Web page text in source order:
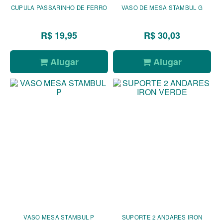
CUPULA PASSARINHO DE FERRO
R$ 19,95
Alugar
VASO DE MESA STAMBUL G
R$ 30,03
Alugar
VASO MESA STAMBUL P
SUPORTE 2 ANDARES IRON